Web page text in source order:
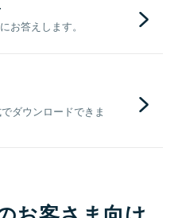
お答えします。
ダウンロードできま